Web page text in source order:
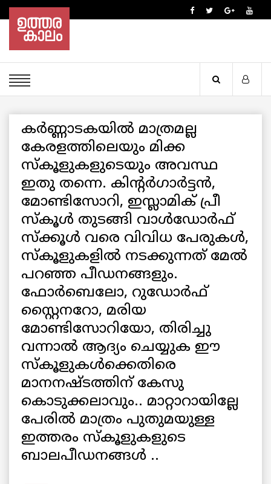
കർണ്ണാടകയിൽ മാത്രമല്ല
കേരളത്തിലെയും മിക്ക
സ്കൂളുകളുടെയും അവസ്ഥ
ഇതു തന്നെ. കിന്റർഗാർട്ടൻ,
മോണ്ടിസോറി, ഇസ്ലാമിക് പ്രീ
സ്കൂൾ തുടങ്ങി വാൾഡോർഫ്
സ്ക്കൂൾ വരെ വിവിധ പേരുകൾ,
സ്കൂളുകളിൽ നടക്കുന്നത് മേൽ
പറഞ്ഞ പീഡനങ്ങളും.
ഫോർബെലോ, റുഡോർഫ്
സ്റ്റൈനറോ, മരിയ
മോണ്ടിസോറിയോ, തിരിച്ചു
വന്നാൽ ആദ്യം ചെയ്യുക ഈ
സ്കൂളുകൾക്കെതിരെ
മാനനഷ്ടത്തിന് കേസു
കൊടുക്കലാവും.. മാറ്റാറായില്ലേ
പേരിൽ മാത്രം പുതുമയുള്ള
ഇത്തരം സ്കൂളുകളുടെ
ബാലപീഡനങ്ങൾ ..